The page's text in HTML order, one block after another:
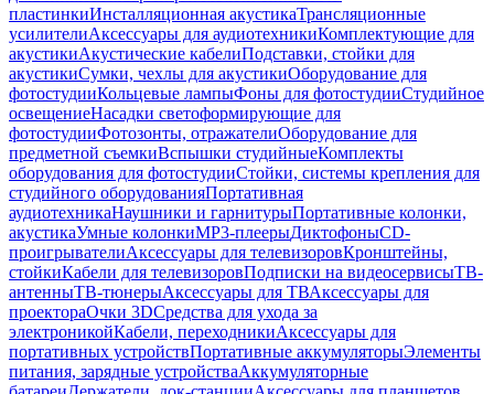
пластинкиИнсталляционная акустикаТрансляционные
усилителиАксессуары для аудиотехникиКомплектующие для
акустикиАкустические кабелиПодставки, стойки для
акустикиСумки, чехлы для акустикиОборудование для
фотостудииКольцевые лампыФоны для фотостудииСтудийное
освещениеНасадки светоформирующие для
фотостудииФотозонты, отражателиОборудование для
предметной съемкиВспышки студийныеКомплекты
оборудования для фотостудииСтойки, системы крепления для
студийного оборудованияПортативная
аудиотехникаНаушники и гарнитурыПортативные колонки,
акустикаУмные колонкиMP3-плеерыДиктофоныCD-
проигрывателиАксессуары для телевизоровКронштейны,
стойкиКабели для телевизоровПодписки на видеосервисыТВ-
антенныТВ-тюнерыАксессуары для ТВАксессуары для
проектораОчки 3DСредства для ухода за
электроникойКабели, переходникиАксессуары для
портативных устройствПортативные аккумуляторыЭлементы
питания, зарядные устройстваАккумуляторные